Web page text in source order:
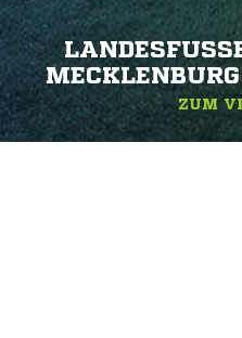
ECKLENBURG-
ZUM